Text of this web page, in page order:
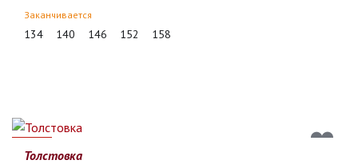
Заканчивается
134 140 146 152 158
20%
Толстовка